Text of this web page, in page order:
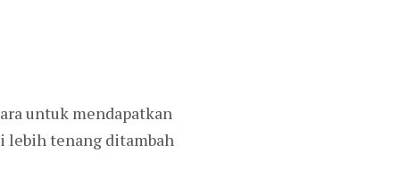
untuk mendapatkan
lebih tenang ditambah